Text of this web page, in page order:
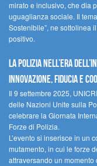
mirato e inclusivo, che dia
uguaglianza sociale. Il
Sostenibile”, ne sottolinea
positivo.
La polizia nell’era
innovazione, fiducia e
Il 9 settembre 2025,
delle Nazioni Unite sulla
celebrare la Giornata
Forze di Polizia.
L’evento si inserisce in un
mutamento, in cui le forze
attraversando un